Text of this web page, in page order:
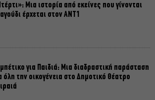
Μια ιστορία από εκείνες που γίνονται
έρχεται στον ΑΝΤ1
για Παιδιά: Μια διαδραστική παράσταση
όλη την οικογένεια στο Δημοτικό Θέατρο